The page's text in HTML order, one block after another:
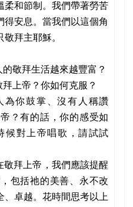
柔和節制。我們帶著勞苦
得安息。當我們以這個角
拜主耶穌。
敬拜生活越來越豐富？
上帝？你如何克服？
為你鼓掌、沒有人稱讚
？有的話，你的感受如
候對上帝唱歌，請試試
拜上帝，我們應該提醒
包括祂的美善、永不改
、卓越。花時間思考以上